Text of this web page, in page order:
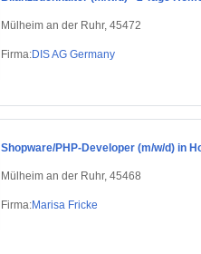
Mülheim an der Ruhr, 45472
Firma:DIS AG Germany
Shopware/PHP-Developer (m/w/d) in
Mülheim an der Ruhr, 45468
Firma:Marisa Fricke